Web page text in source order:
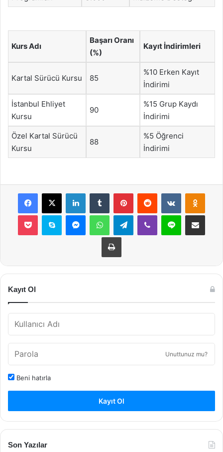
Kurs Adı
Başarı Oranı
(%)
Kayıt İndirimleri
Kartal Sürücü Kursu 85
%10 Erken Kayıt
İndirimi
İstanbul Ehliyet
Kursu
90
%15 Grup Kaydı
İndirimi
Özel Kartal Sürücü
Kursu
88
%5 Öğrenci
İndirimi
Facebook
X LinkedInTumblr PinterestReddit VKontakte
Pocket Skype MessengerWhatsAppTelegramViber Line E-Posta ile
Yazdır
Kayıt Ol
Unuttunuz mu?
Beni hatırla
Kayıt Ol
Son Yazılar